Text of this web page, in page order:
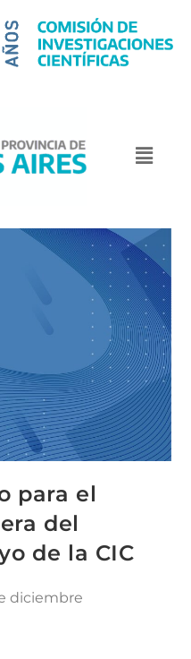
para el
del
de la CIC
diciembre